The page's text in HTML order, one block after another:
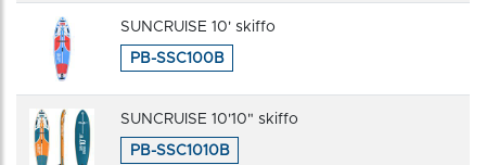
SUNCRUISE 10' skiffo
PB-SSC100B
SUNCRUISE 10'10" skiffo
PB-SSC1010B